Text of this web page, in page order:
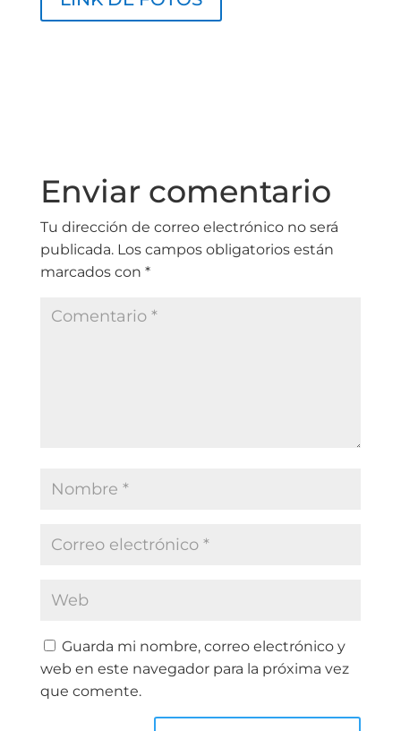
Enviar comentario
Tu dirección de correo electrónico no será
publicada. Los campos obligatorios están
marcados con *
Guarda mi nombre, correo electrónico y
web en este navegador para la próxima vez
que comente.